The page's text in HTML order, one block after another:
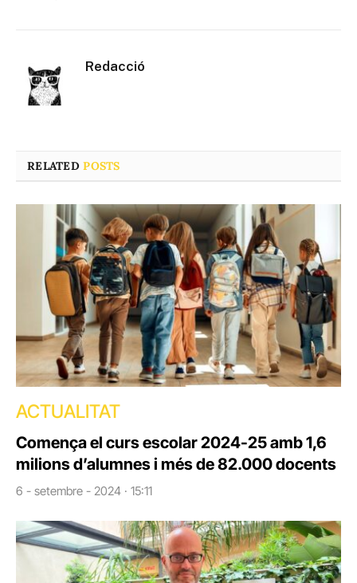
Redacció
RELATEDPOSTS
ACTUALITAT
Comença el curs escolar 2024-25 amb 1,6
milions d’alumnes i més de 82.000 docents
6 - setembre - 2024 · 15:11